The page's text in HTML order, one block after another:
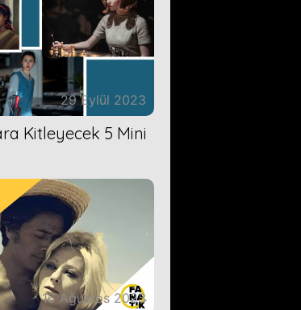
29 Eylül 2023
Kitleyecek 5 Mini
16 Ağustos 2023